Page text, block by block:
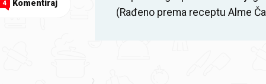
(Rađeno prema receptu Alme
4 Komentiraj